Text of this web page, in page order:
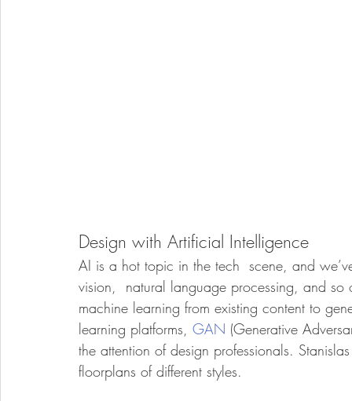
Design with Artificial Intelligence
AI is a hot topic in the tech  scene, and
vision,  natural language processing, and
machine learning from existing content to
learning platforms, GAN (Generative
the attention of design professionals.
floorplans of different styles.